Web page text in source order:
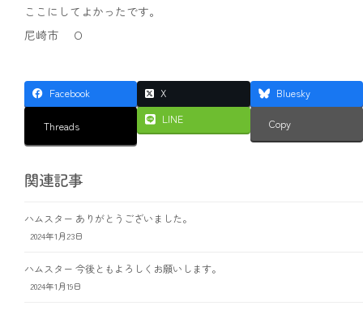
ここにしてよかったです。
尼崎市 Ｏ
Facebook X Bluesky
Threads LINE Copy
関連記事
ハムスター ありがとうございました。
2024年1月23日
ハムスター 今後ともよろしくお願いします。
2024年1月19日